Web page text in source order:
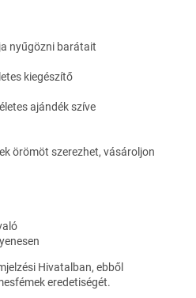
nyűgözni barátait
kiegészítő
ajándék szíve
örömöt szerezhet, vásároljon
Hivatalban, ebből
eredetiségét.